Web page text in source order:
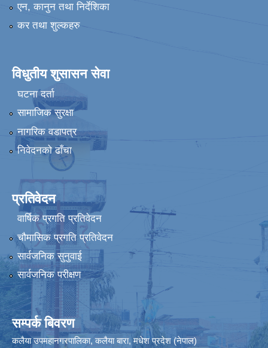
एन, कानुन तथा निर्देशिका
कर तथा शुल्कहरु
विधुतीय शुसासन सेवा
घटना दर्ता
सामाजिक सुरक्षा
नागरिक वडापत्र
निवेदनको ढाँचा
प्रतिवेदन
वार्षिक प्रगति प्रतिवेदन
चौमासिक प्रगति प्रतिवेदन
सार्वजनिक सुनुवाई
सार्वजनिक परीक्षण
सम्पर्क बिवरण
कलैया उपमहानगरपालिका, कलैया बारा, मधेश प्रदेश (नेपाल)